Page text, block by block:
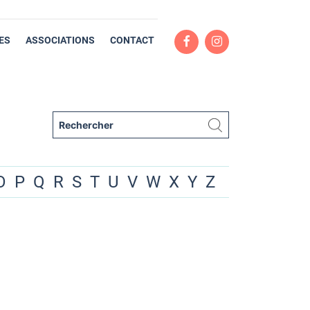
ASSOCIATIONS CONTACT
P Q R S T U V W X Y Z